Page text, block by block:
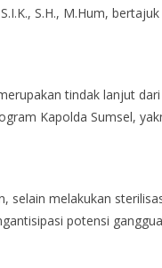
S.H., M.Hum,
tindak lanjut
Kapolda Sumsel,
selain melakukan
potensi